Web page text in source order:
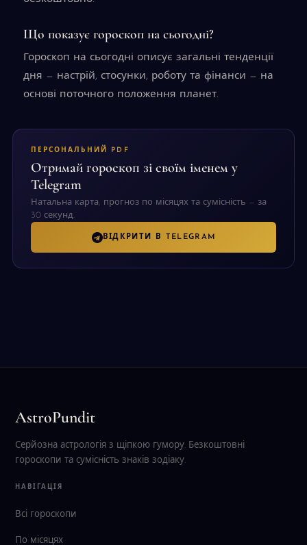
Що показує гороскоп на сьогодні?
Гороскоп на сьогодні описує загальні тенденції
дня — настрій, стосунки, роботу та фінанси — на
основі поточного положення планет.
ПЕРСОНАЛЬНИЙ PDF
Отримай гороскоп зі своїм іменем у
Telegram
Натальна карта, прогноз по місяцях та сумісність — за
30 секунд.
ВІДКРИТИ В TELEGRAM
AstroPundit
Серйозна астрологія з щіпкою гумору. Безкоштовні
гороскопи та сумісність знаків зодіаку.
НАВІГАЦІЯ
Всі гороскопи
По місяцях